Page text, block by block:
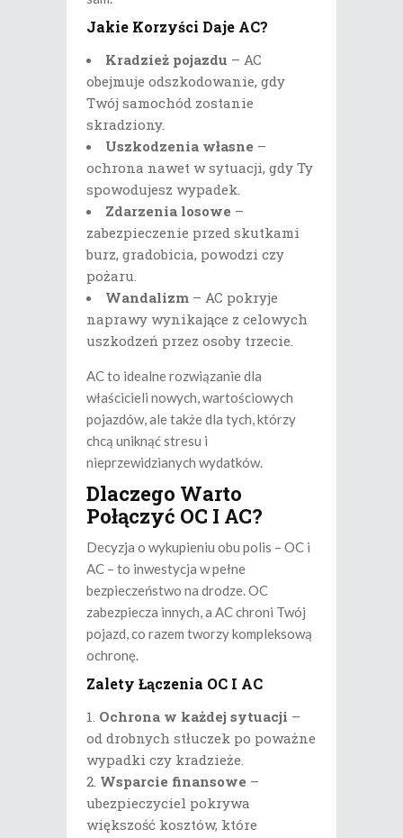
Jakie Korzyści Daje AC?
Kradzież pojazdu – AC
obejmuje odszkodowanie, gdy
Twój samochód zostanie
skradziony.
Uszkodzenia własne –
ochrona nawet w sytuacji, gdy Ty
spowodujesz wypadek.
Zdarzenia losowe –
zabezpieczenie przed skutkami
burz, gradobicia, powodzi czy
pożaru.
Wandalizm – AC pokryje
naprawy wynikające z celowych
uszkodzeń przez osoby trzecie.
AC to idealne rozwiązanie dla
właścicieli nowych, wartościowych
pojazdów, ale także dla tych, którzy
chcą uniknąć stresu i
nieprzewidzianych wydatków.
Dlaczego Warto
Połączyć OC I AC?
Decyzja o wykupieniu obu polis – OC i
AC – to inwestycja w pełne
bezpieczeństwo na drodze. OC
zabezpiecza innych, a AC chroni Twój
pojazd, co razem tworzy kompleksową
ochronę.
Zalety Łączenia OC I AC
Ochrona w każdej sytuacji –
od drobnych stłuczek po poważne
wypadki czy kradzieże.
Wsparcie finansowe –
ubezpieczyciel pokrywa
większość kosztów, które